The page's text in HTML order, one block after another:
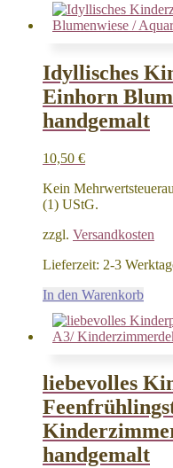
Idyllisches
Einhorn
handgemalt
10,50 €
Kein
(1) UStG.
zzgl. Versandkosten
Lieferzeit: 2-3
In den Warenkorb
liebevolles
handgemalt